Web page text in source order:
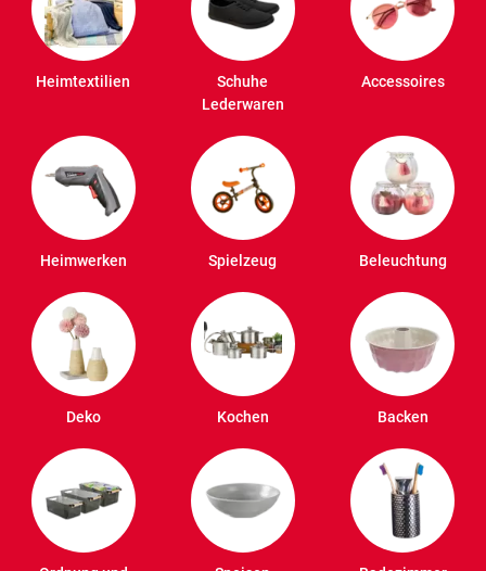
Heimtextilien
Schuhe
Lederwaren
Accessoires
Heimwerken Spielzeug Beleuchtung
Deko Kochen Backen